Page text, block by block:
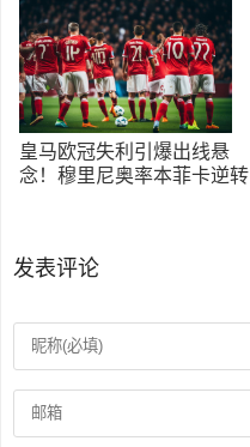
皇马欧冠失利引爆出线悬
念！穆里尼奥率本菲卡逆转
发表评论